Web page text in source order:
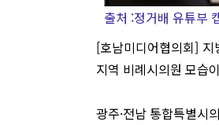
출처 :정거배 유튜부
[호남미디어협의회]
지역 비례시의원 모습
광주·전남 통합특별시